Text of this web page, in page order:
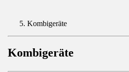
Kombigeräte
Kombigeräte